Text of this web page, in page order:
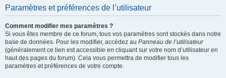
Paramètres et préférences de l’utilisateur
Comment modifier mes paramètres ?
Si vous êtes membre de ce forum, tous vos paramètres sont stockés dans notre
base de données. Pour les modifier, accédez au Panneau de l’utilisateur
(généralement ce lien est accessible en cliquant sur votre nom d’utilisateur en
haut des pages du forum). Cela vous permettra de modifier tous les
paramètres et préférences de votre compte.